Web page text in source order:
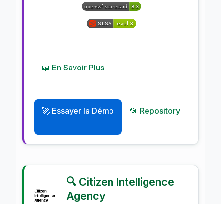
📖 En Savoir Plus
🚀 Essayer la Démo 📂 Repository
🔍 Citizen Intelligence
Agency